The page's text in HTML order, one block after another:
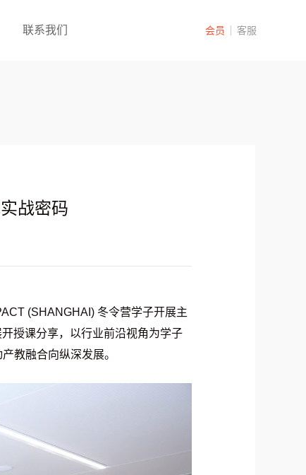
会员 客服
联系我们
战密码
(SHANGHAI) 冬令营学子开展主
授课分享，以行业前沿视角为学子
教融合向纵深发展。